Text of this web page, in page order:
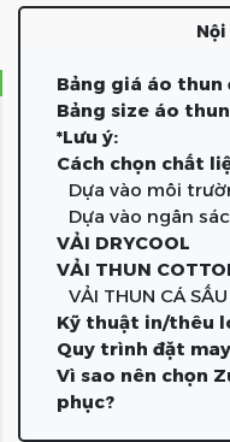
Bảng giá áo thun
Bảng size áo
*Lưu ý:
Cách chọn chất
Dựa vào môi
Dựa vào ngân
VẢI DRYCOOL
VẢI THUN
VẢI THUN CÁ
Kỹ thuật in/thêu
Quy trình đặt
Vì sao nên chọn
phục?